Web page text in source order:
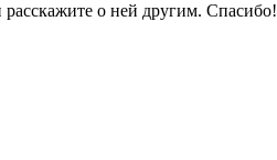
о ней другим. Спасибо!